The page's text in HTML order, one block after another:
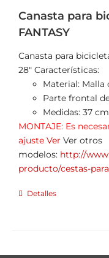
Canasta para
FANTASY
Canasta para
28" Características:
Material: Malla
Parte frontal
Medidas: 37
MONTAJE: Es
ajuste Ver Ver otros
modelos: http://
producto/cestas-
Detalles